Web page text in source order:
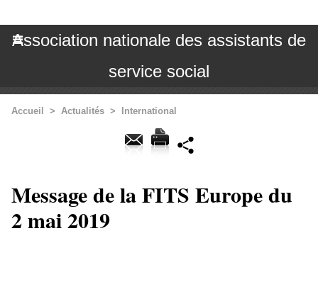
Association nationale des assistants de
service social
Accueil > Actualités > International
Message de la FITS Europe du
2 mai 2019